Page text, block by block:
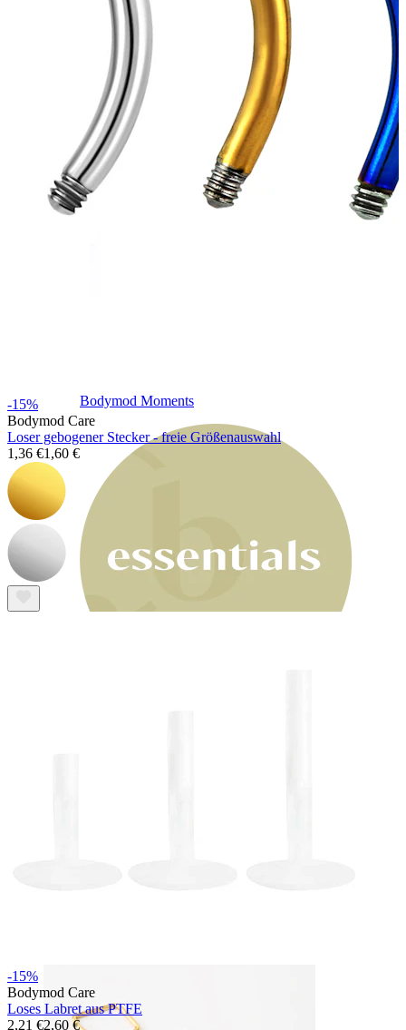
Bodymod Trend
Bodymod Moments
-15%
Bodymod Care
Loser gebogener Stecker - freie Größenauswahl
1,36 €1,60 €
-15%
Bodymod Care
Loses Labret aus PTFE
2,21 €2,60 €